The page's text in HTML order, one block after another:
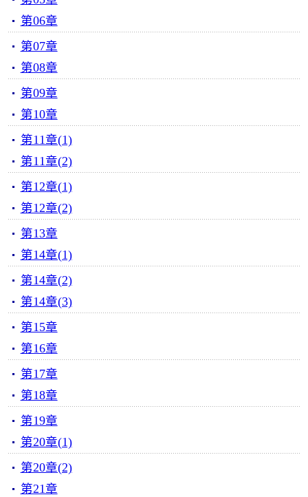
第06章
第07章
第08章
第09章
第10章
第11章(1)
第11章(2)
第12章(1)
第12章(2)
第13章
第14章(1)
第14章(2)
第14章(3)
第15章
第16章
第17章
第18章
第19章
第20章(1)
第20章(2)
第21章